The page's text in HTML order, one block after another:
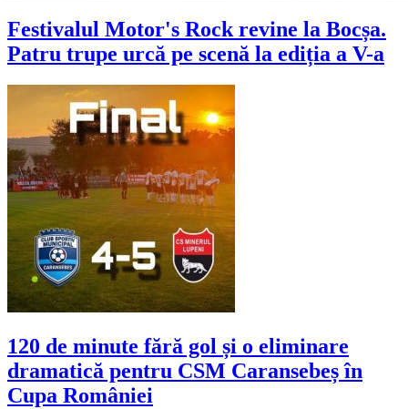
Festivalul Motor's Rock revine la Bocșa.
Patru trupe urcă pe scenă la ediția a V-a
120 de minute fără gol și o eliminare
dramatică pentru CSM Caransebeș în
Cupa României